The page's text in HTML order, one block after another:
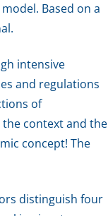
Based on a
intensive
and regulations
of
context and the
concept! The
distinguish four